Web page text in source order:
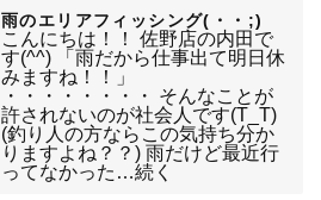
雨のエリアフィッシング(・・;)
こんにちは！！ 佐野店の内田で
す(^^) 「雨だから仕事出て明日休
みますね！！」
・・・・・・・・ そんなことが
許されないのが社会人です(T_T)
(釣り人の方ならこの気持ち分か
りますよね？？) 雨だけど最近行
ってなかった…続く